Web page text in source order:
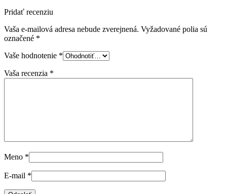
Pridať recenziu
Vaša e-mailová adresa nebude zverejnená. Vyžadované polia sú
označené *
Vaše hodnotenie *
Vaša recenzia *
Meno *
E-mail *